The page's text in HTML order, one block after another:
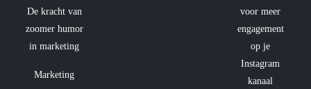
De kracht van
zoomer humor
in marketing
Marketing
voor meer
engagement
op je
Instagram
kanaal